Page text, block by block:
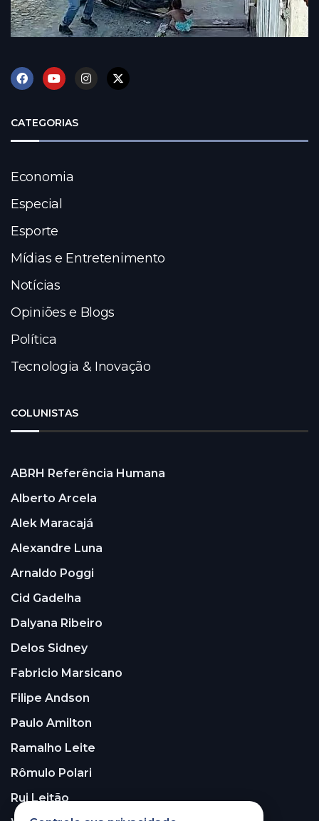
CATEGORIAS
Economia
Especial
Esporte
Mídias e Entretenimento
Notícias
Opiniões e Blogs
Política
Tecnologia & Inovação
COLUNISTAS
ABRH Referência Humana
Alberto Arcela
Alek Maracajá
Alexandre Luna
Arnaldo Poggi
Cid Gadelha
Dalyana Ribeiro
Delos Sidney
Fabricio Marsicano
Filipe Andson
Paulo Amilton
Ramalho Leite
Rômulo Polari
Rui Leitão